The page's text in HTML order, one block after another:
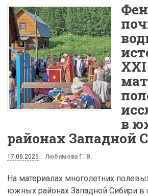
XXI
в
районах Западной
17.06.2026 Любимова Г. В.
На материалах многолетних
южных районах Западной Сибири в